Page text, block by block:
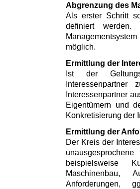
Abgrenzung des
Als erster Schritt
definiert
möglich.
Ermittlung der
Ist der
Interessenpartner
Eigentümern und
Konkretisierung der
Ermittlung der
Der Kreis der
beispielsweise
Maschinenbau,
Anforderungen,